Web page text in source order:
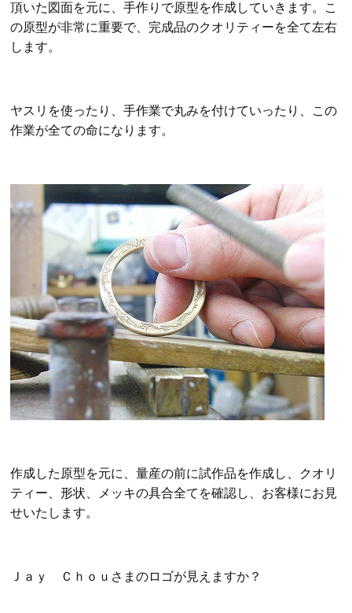
頂いた図面を元に、手作りで原型を作成していきます。こ
の原型が非常に重要で、完成品のクオリティーを全て左右
します。
ヤスリを使ったり、手作業で丸みを付けていったり、この
作業が全ての命になります。
作成した原型を元に、量産の前に試作品を作成し、クオリ
ティー、形状、メッキの具合全てを確認し、お客様にお見
せいたします。
Ｊａｙ Ｃｈｏｕさまのロゴが見えますか？